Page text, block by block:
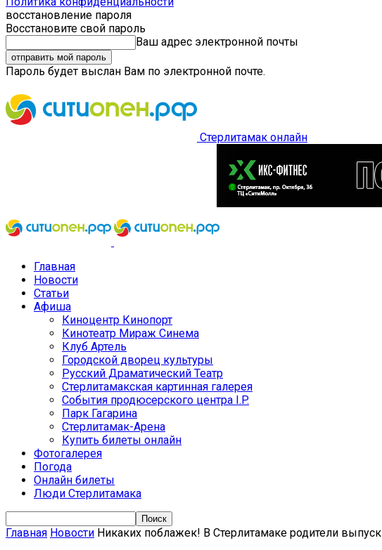
восстановление пароля
Восстановите свой пароль
Ваш адрес электронной почты
Пароль будет выслан Вам по электронной почте.
Стерлитамак онлайн
Главная
Новости
Статьи
Афиша
Киноцентр Кинопорт
Кинотеатр Мираж Синема
Клуб Артель
Городской дворец культуры
Русский Драматический Театр
Стерлитамакская картинная галерея
События продюсерского центра I.P.
Парк Гагарина
Стерлитамак-Арена
Купить билеты онлайн
Фотогалерея
Погода
Онлайн билеты
Люди Стерлитамака
Главная Новости Никаких поблажек! В Стерлитамаке родители